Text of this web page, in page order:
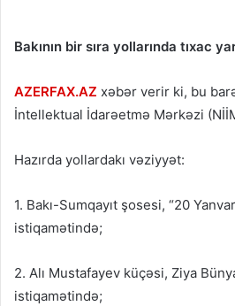
Bakının bir sıra yollarında tıxac
AZERFAX.AZ xəbər verir ki, bu
İntellektual İdarəetmə Mərkəzi
Hazırda yollardakı vəziyyət:
1. Bakı-Sumqayıt şosesi, “20
istiqamətində;
2. Alı Mustafayev küçəsi, Ziya
istiqamətində;